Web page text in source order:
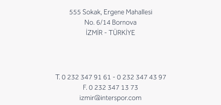
555 Sokak, Ergene Mahallesi
No. 6/14 Bornova
İZMİR - TÜRKİYE
T. 0 232 347 91 61 - 0 232 347 43 97
F. 0 232 347 13 73
izmir@interspor.com